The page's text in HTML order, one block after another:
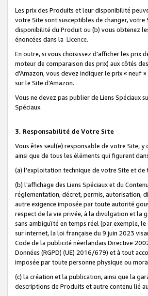
Les prix des Produits et leur disponibilité
votre Site sont susceptibles de changer,
disponibilité du Produit ou (b) vous obtenez
énoncées dans la Licence.
En outre, si vous choisissez d'afficher les
moteur de comparaison des prix) aux côtés
d'Amazon, vous devez indiquer le prix « neuf
sur le Site d'Amazon.
Vous ne devez pas publier de Liens Spéciaux
Spéciaux.
3. Responsabilité de Votre Site
Vous êtes seul(e) responsable de votre Site,
ainsi que de tous les éléments qui figurent
(a) l’exploitation technique de votre Site et de
(b) l’affichage des Liens Spéciaux et du
réglementation, décret, permis, autorisation,
autre exigence imposée par toute autorité
respect de la vie privée, à la divulgation et la
sans ambiguïté en temps réel (par exemple,
sur internet, la loi française du 9 juin 2023
Code de la publicité néerlandais Directive
Données (RGPD) (UE) 2016/679) et à tout
imposée par toute personne physique ou
(c) la création et la publication, ainsi que la
descriptions de Produits et autre contenu lié